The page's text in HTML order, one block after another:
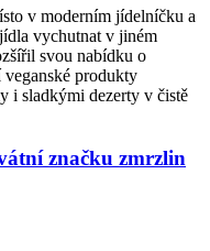
v moderním jídelníčku a
vychutnat v jiném
svou nabídku o
veganské produkty
i sladkými dezerty v čistě
značku zmrzlin